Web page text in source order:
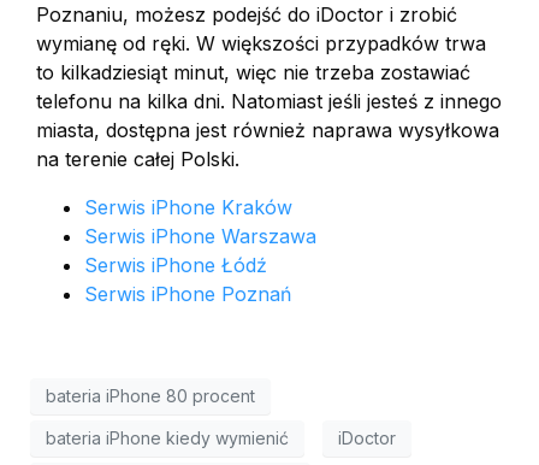
Poznaniu, możesz podejść do iDoctor i zrobić
wymianę od ręki. W większości przypadków trwa
to kilkadziesiąt minut, więc nie trzeba zostawiać
telefonu na kilka dni. Natomiast jeśli jesteś z innego
miasta, dostępna jest również naprawa wysyłkowa
na terenie całej Polski.
Serwis iPhone Kraków
Serwis iPhone Warszawa
Serwis iPhone Łódź
Serwis iPhone Poznań
bateria iPhone 80 procent
bateria iPhone kiedy wymienić iDoctor